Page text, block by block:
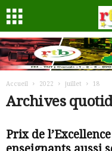
Accueil 2022 juillet 18
Archives
Prix de